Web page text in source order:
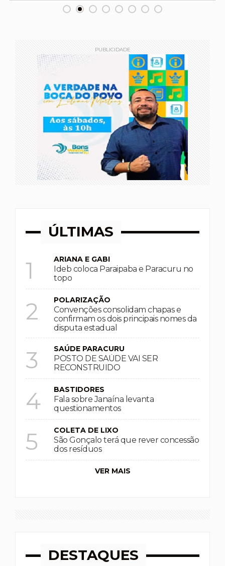
PUBLICIDADE
ÚLTIMAS
1 ARIANA E GABI
Ideb coloca Paraipaba e Paracuru no
topo
2 POLARIZAÇÃO
Convenções consolidam chapas e
confirmam os dois principais nomes da
disputa estadual
3 SAÚDE PARACURU
POSTO DE SAÚDE VAI SER
RECONSTRUIDO
4 BASTIDORES
Fala sobre Janaína levanta
questionamentos
5 COLETA DE LIXO
São Gonçalo terá que rever concessão
dos resíduos
VER MAIS
DESTAQUES